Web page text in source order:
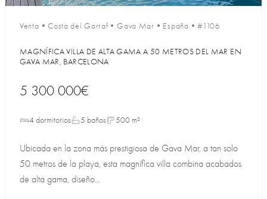
Venta •Costa del Garraf •Gava Mar • España •#1106
MAGNÍFICA VILLA DE ALTA GAMA A 50 METROS DEL MAR EN
GAVA MAR, BARCELONA
5 300 000€
4 dormitorios 5 baños 500 m²
Ubicada en la zona más prestigiosa de Gava Mar, a tan solo
50 metros de la playa, esta magnífica villa combina acabados
de alta gama, diseño...